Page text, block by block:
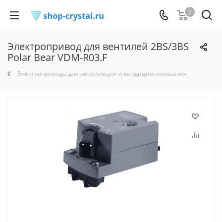
0
Электропривод для вентилей 2BS/3BS
Polar Bear VDM-R03.F
Электроприводы для вентиляции и кондиционирования